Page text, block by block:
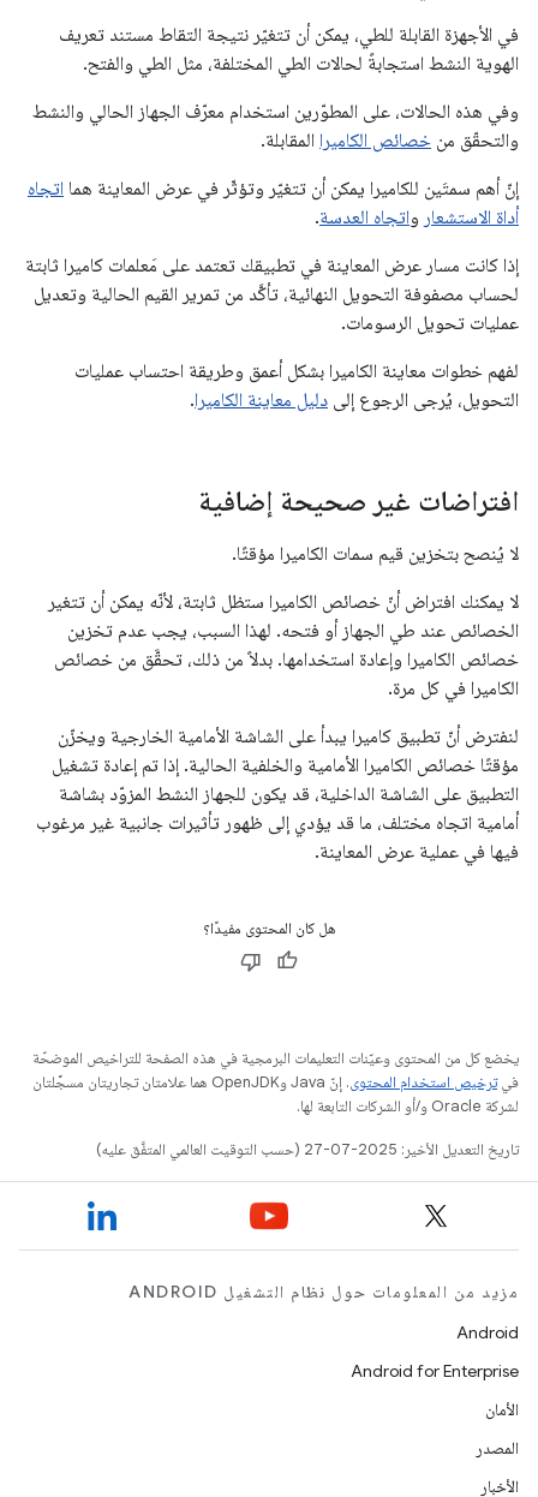
في الأجهزة القابلة للطي، يمكن أن تتغيّر نتيجة التقاط مستند تعريف
الهوية النشط استجابةً لحالات الطي المختلفة، مثل الطي والفتح.
وفي هذه الحالات، على المطوّرين استخدام معرّف الجهاز الحالي والنشط
والتحقّق من خصائص الكاميرا المقابلة.
إنّ أهم سمتَين للكاميرا يمكن أن تتغيّر وتؤثّر في عرض المعاينة هما اتجاه
أداة الاستشعار واتجاه العدسة.
إذا كانت مسار عرض المعاينة في تطبيقك تعتمد على مَعلمات كاميرا ثابتة
لحساب مصفوفة التحويل النهائية، تأكَّد من تمرير القيم الحالية وتعديل
عمليات تحويل الرسومات.
لفهم خطوات معاينة الكاميرا بشكل أعمق وطريقة احتساب عمليات
التحويل، يُرجى الرجوع إلى دليل معاينة الكاميرا.
افتراضات غير صحيحة إضافية
لا يُنصح بتخزين قيم سمات الكاميرا مؤقتًا.
لا يمكنك افتراض أنّ خصائص الكاميرا ستظل ثابتة، لأنّه يمكن أن تتغير
الخصائص عند طي الجهاز أو فتحه. لهذا السبب، يجب عدم تخزين
خصائص الكاميرا وإعادة استخدامها. بدلاً من ذلك، تحقَّق من خصائص
الكاميرا في كل مرة.
لنفترض أنّ تطبيق كاميرا يبدأ على الشاشة الأمامية الخارجية ويخزّن
مؤقتًا خصائص الكاميرا الأمامية والخلفية الحالية. إذا تم إعادة تشغيل
التطبيق على الشاشة الداخلية، قد يكون للجهاز النشط المزوّد بشاشة
أمامية اتجاه مختلف، ما قد يؤدي إلى ظهور تأثيرات جانبية غير مرغوب
فيها في عملية عرض المعاينة.
هل كان المحتوى مفيدًا؟
يخضع كل من المحتوى وعيّنات التعليمات البرمجية في هذه الصفحة للتراخيص الموضحّة
فيترخيص استخدام المحتوى
. إنّ Java وOpenJDK هما علامتان تجاريتان مسجَّلتان
لشركة Oracle و/أو الشركات التابعة لها.
تاريخ التعديل الأخير: 2025-07-27 (حسب التوقيت العالمي المتفَّق عليه)
مزيد من المعلومات حول نظام التشغيل ANDROID
Android
Android for Enterprise
الأمان
المصدر
الأخبار